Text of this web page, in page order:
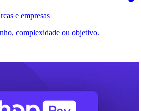
e empresas
complexidade ou objetivo.